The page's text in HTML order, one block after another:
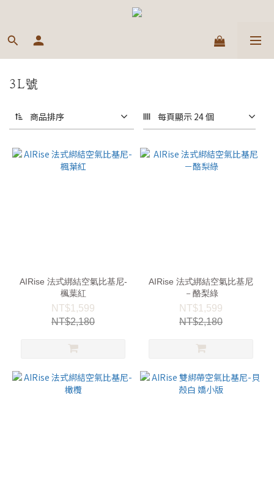
3L號
商品排序 每頁顯示 24 個
AIRise 法式綁結空氣比基尼-
楓葉紅
NT$1,599
NT$2,180
AIRise 法式綁結空氣比基尼
－酪梨綠
NT$1,599
NT$2,180